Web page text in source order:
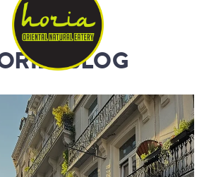
HORIA
ORIENTAL
NATURAL
EATERY
: BLOG